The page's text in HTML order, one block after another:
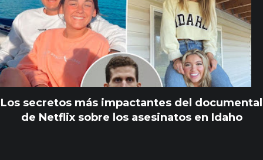
Los secretos más impactantes del documental
de Netflix sobre los asesinatos en Idaho